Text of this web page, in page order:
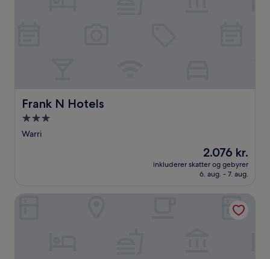
Frank N Hotels
Frank N Hotels
3.0-
stjernet
Warri
Prisen
er
2.076 kr.
2.076 kr.
inkluderer skatter og gebyrer
6. aug. - 7. aug.